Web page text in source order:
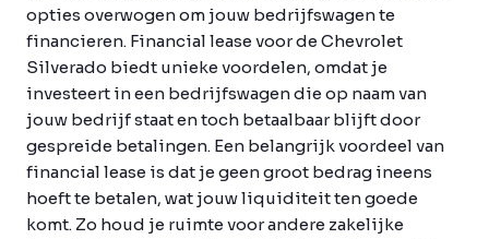
opties overwogen om jouw bedrijfswagen te
financieren. Financial lease voor de Chevrolet
Silverado biedt unieke voordelen, omdat je
investeert in een bedrijfswagen die op naam van
jouw bedrijf staat en toch betaalbaar blijft door
gespreide betalingen. Een belangrijk voordeel van
financial lease is dat je geen groot bedrag ineens
hoeft te betalen, wat jouw liquiditeit ten goede
komt. Zo houd je ruimte voor andere zakelijke